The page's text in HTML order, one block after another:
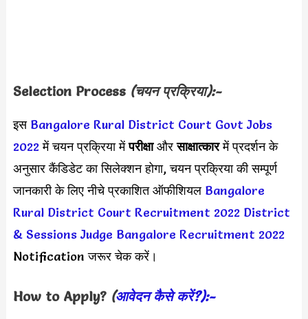
Selection Process (चयन प्रक्रिया):-
इस Bangalore Rural District Court Govt Jobs
2022में चयन प्रक्रिया मेंपरीक्षाऔरसाक्षात्कारमें प्रदर्शन के
अनुसार कैंडिडेट का सिलेक्शन होगा, चयन प्रक्रिया की सम्पूर्ण
जानकारी के लिए नीचे प्रकाशित ऑफीशियल Bangalore
Rural District Court Recruitment 2022 District
& Sessions Judge Bangalore Recruitment 2022
Notification जरूर चेक करें।
How to Apply?(आवेदन कैसे करें?):-